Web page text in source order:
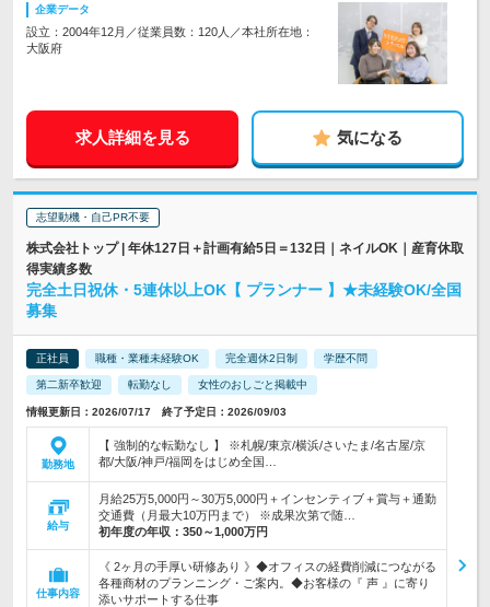
企業データ
設立：2004年12月／従業員数：120人／本社所在地：
大阪府
求人詳細を見る 気になる
志望動機・自己PR不要
株式会社トップ | 年休127日＋計画有給5日＝132日｜ネイルOK｜産育休取
得実績多数
完全土日祝休・5連休以上OK【 プランナー 】★未経験OK/全国
募集
正社員 職種・業種未経験OK 完全週休2日制 学歴不問
第二新卒歓迎 転勤なし 女性のおしごと掲載中
情報更新日：2026/07/17 終了予定日：2026/09/03
勤務地
【 強制的な転勤なし 】 ※札幌/東京/横浜/さいたま/名古屋/京
都/大阪/神戸/福岡をはじめ全国…
給与
月給25万5,000円～30万5,000円＋インセンティブ＋賞与＋通勤
交通費（月最大10万円まで） ※成果次第で随…
初年度の年収： 350～1,000万円
仕事内容
《 2ヶ月の手厚い研修あり 》◆オフィスの経費削減につながる
各種商材のプランニング・ご案内。◆お客様の『 声 』に寄り
添いサポートする仕事